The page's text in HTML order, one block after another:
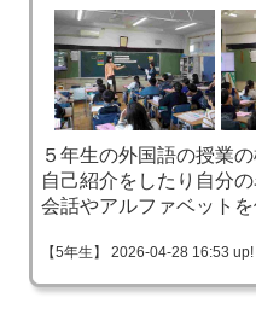
５年生の外国語の授業
自己紹介をしたり自分
会話やアルファベット
【5年生】 2026-04-28 16:53 up!